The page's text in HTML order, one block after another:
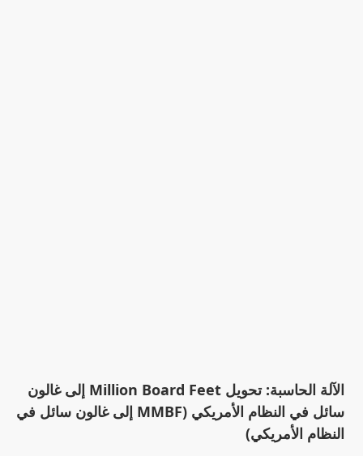
الآلة الحاسبة: تحويل Million Board Feet إلى غالون
سائل في النظام الأمريكي (MMBF إلى غالون سائل في
النظام الأمريكي)